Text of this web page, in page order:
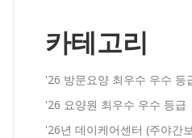
카테고리
'26 방문요양 최우수 우수 등
'26 요양원 최우수 우수 등급
'26년 데이케어센터 (주야간